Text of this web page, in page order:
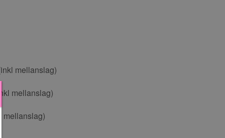
mellanslag)
mellanslag)
mellanslag)